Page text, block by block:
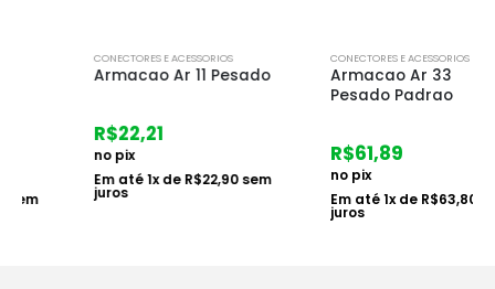
CONECTORES E ACESSORIOS
Armacao Ar 11 Pesado
22,21
1x deR$22,90sem
CONECTORES E ACESSORIOS
Armacao Ar 33
Pesado Padrao
61,89
1x deR$63,80 sem